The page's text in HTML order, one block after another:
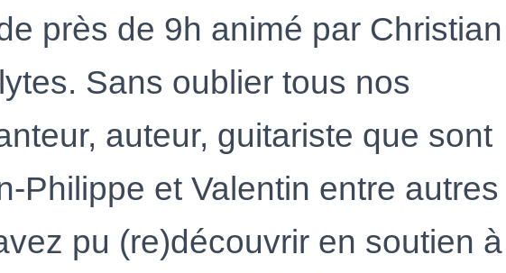
près de 9h animé par Christian
Sans oublier tous nos
auteur, guitariste que sont
Philippe et Valentin entre autres
pu (re)découvrir en soutien à